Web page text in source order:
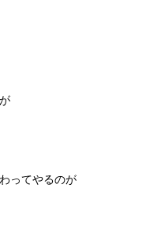
ってやるのが